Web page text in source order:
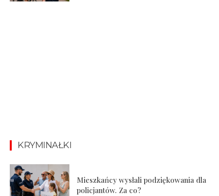
KRYMINAŁKI
Mieszkańcy wysłali podziękowania dla
policjantów. Za co?